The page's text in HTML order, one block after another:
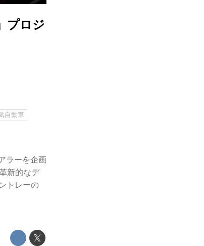
プロジ
自動車
ラーを企画
新的なデ
トレーの